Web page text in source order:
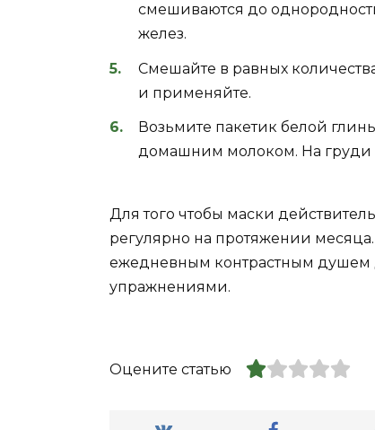
смешиваются до
желез.
Смешайте в равных
и применяйте.
Возьмите пакетик белой
домашним молоком. На груди
Для того чтобы маски
регулярно на протяжении
ежедневным контрастным
упражнениями.
Оцените статью